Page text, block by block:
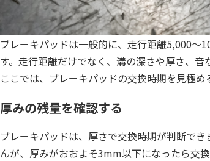
ブレーキパッドは一般的に、走行距離5,000〜
す。走行距離だけでなく、溝の深さや厚さ、音
ここでは、ブレーキパッドの交換時期を見極め
厚みの残量を確認する
ブレーキパッドは、厚さで交換時期が判断で
んが、厚みがおおよそ3mm以下になったら交